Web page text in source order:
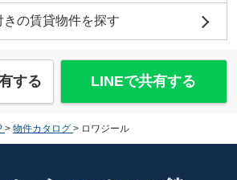
の賃貸物件を探す
する LINEで共有する
> 物件カタログ > ロワジール